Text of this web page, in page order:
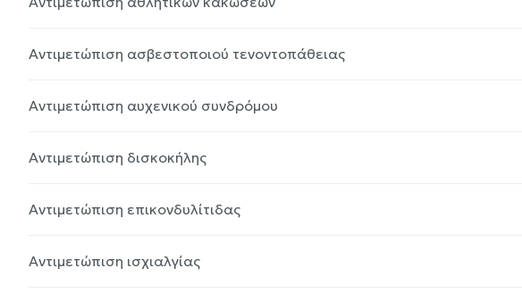
Αντιμετώπιση ασβεστοποιού τενοντοπάθειας
Αντιμετώπιση αυχενικού συνδρόμου
Αντιμετώπιση δισκοκήλης
Αντιμετώπιση επικονδυλίτιδας
Αντιμετώπιση ισχιαλγίας